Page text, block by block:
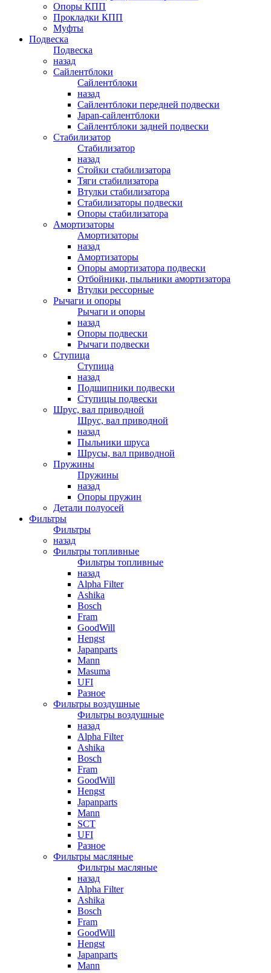
Опоры КПП
Прокладки КПП
Муфты
Подвеска
Подвеска
назад
Сайлентблоки
Сайлентблоки
назад
Сайлентблоки передней подвески
Japan-сайлентблоки
Сайлентблоки задней подвески
Стабилизатор
Стабилизатор
назад
Стойки стабилизатора
Тяги стабилизатора
Втулки стабилизатора
Стабилизаторы подвески
Опоры стабилизатора
Амортизаторы
Амортизаторы
назад
Амортизаторы
Опоры амортизатора подвески
Отбойники, пыльники амортизатора
Втулки рессорные
Рычаги и опоры
Рычаги и опоры
назад
Опоры подвески
Рычаги подвески
Ступица
Ступица
назад
Подшипники подвески
Ступицы подвески
Шрус, вал приводной
Шрус, вал приводной
назад
Пыльники шруса
Шрусы, вал приводной
Пружины
Пружины
назад
Опоры пружин
Детали полуосей
Фильтры
Фильтры
назад
Фильтры топливные
Фильтры топливные
назад
Alpha Filter
Ashika
Bosch
Fram
GoodWill
Hengst
Japanparts
Mann
Masuma
UFI
Разное
Фильтры воздушные
Фильтры воздушные
назад
Alpha Filter
Ashika
Bosch
Fram
GoodWill
Hengst
Japanparts
Mann
SCT
UFI
Разное
Фильтры масляные
Фильтры масляные
назад
Alpha Filter
Ashika
Bosch
Fram
GoodWill
Hengst
Japanparts
Mann